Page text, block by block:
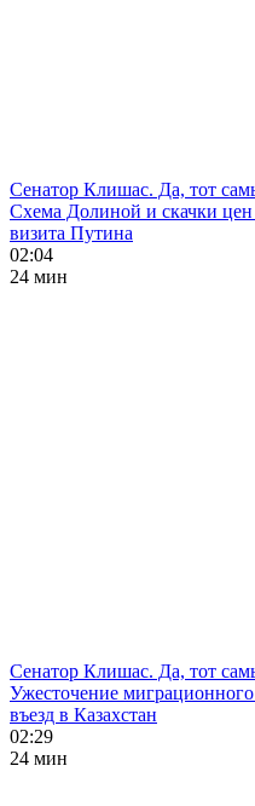
Сенатор Клишас. Да, тот
Схема Долиной и скачки цен
визита Путина
02:04
24 мин
Сенатор Клишас. Да, тот
Ужесточение
въезд в Казахстан
02:29
24 мин